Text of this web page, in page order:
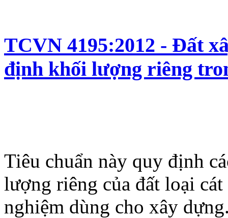
TCVN 4195:2012 - Đất
định khối lượng riêng
Tiêu chuẩn này quy định
lượng riêng của đất loại
nghiệm dùng cho xây